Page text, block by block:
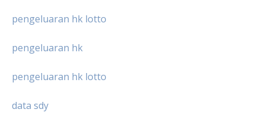
pengeluaran hk lotto
pengeluaran hk
pengeluaran hk lotto
data sdy